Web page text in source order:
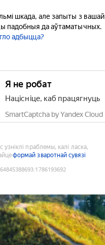
шкада, але запыты з вашай
падобныя да аўтаматычных.
адбыцца?
Я не робат
Націсніце, каб працягнуць
SmartCaptcha by Yandex Cloud
узніклі праблемы, калі ласка,
формай зваротнай сувязі
:1786193692